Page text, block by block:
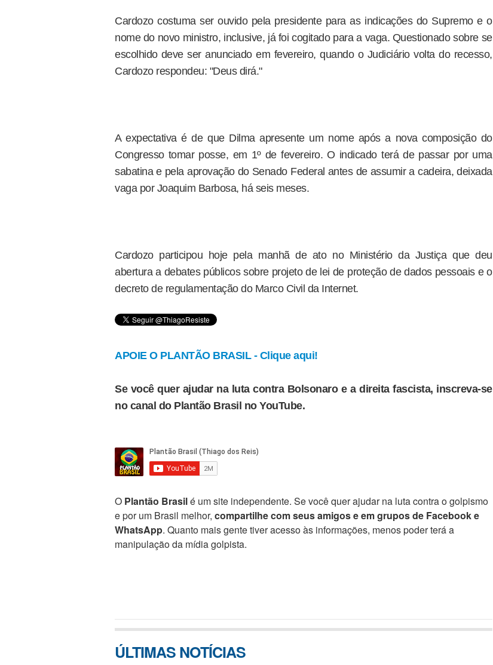
Cardozo costuma ser ouvido pela presidente para as indicações do Supremo e o
nome do novo ministro, inclusive, já foi cogitado para a vaga. Questionado sobre se
escolhido deve ser anunciado em fevereiro, quando o Judiciário volta do recesso,
Cardozo respondeu: "Deus dirá."
A expectativa é de que Dilma apresente um nome após a nova composição do
Congresso tomar posse, em 1º de fevereiro. O indicado terá de passar por uma
sabatina e pela aprovação do Senado Federal antes de assumir a cadeira, deixada
vaga por Joaquim Barbosa, há seis meses.
Cardozo participou hoje pela manhã de ato no Ministério da Justiça que deu
abertura a debates públicos sobre projeto de lei de proteção de dados pessoais e o
decreto de regulamentação do Marco Civil da Internet.
APOIE O PLANTÃO BRASIL - Clique aqui!
Se você quer ajudar na luta contra Bolsonaro e a direita fascista, inscreva-se
no canal do Plantão Brasil no YouTube.
O Plantão Brasilé um site independente. Se você quer ajudar na luta contra o golpismo
e por um Brasil melhor, compartilhe com seus amigos e em grupos de Facebook e
WhatsApp. Quanto mais gente tiver acesso às informações, menos poder terá a
manipulação da mídia golpista.
ÚLTIMAS NOTÍCIAS